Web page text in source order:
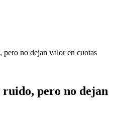
pero no dejan valor en cuotas
ruido, pero no dejan